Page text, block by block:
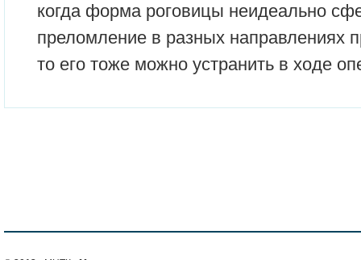
когда форма роговицы неидеально
преломление в разных направлениях
то его тоже можно устранить в ходе